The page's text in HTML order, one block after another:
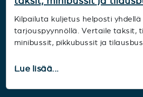
Kilpailuta kuljetus helposti yhdellä
tarjouspyynnöllä. Vertaile taksit,
minibussit, pikkubussit ja
Lue lisää...